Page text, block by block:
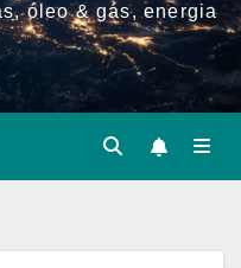
óleo & gás, energia